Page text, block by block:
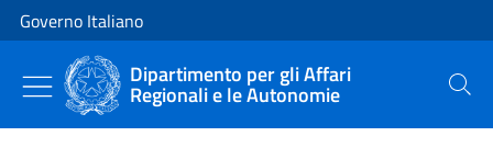
Vai al contenuto
Vai alla navigazione del sito
Governo Italiano
Dipartimento per gli Affari
Regionali e le Autonomie Cerca